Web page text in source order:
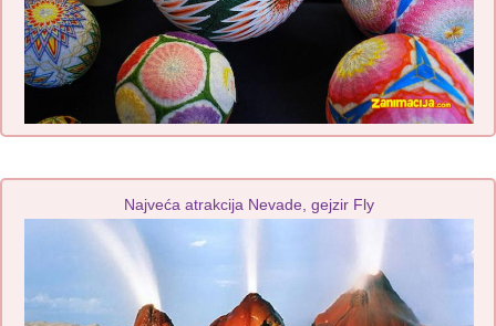
Najveća atrakcija Nevade, gejzir Fly